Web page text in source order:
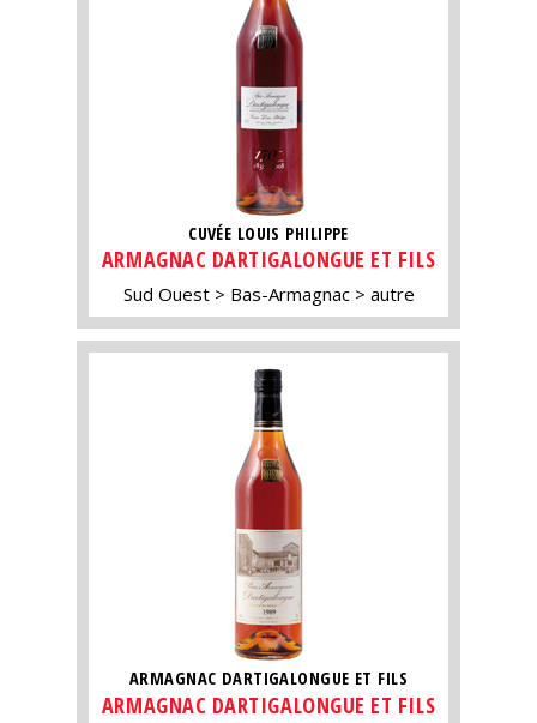
CUVÉE LOUIS PHILIPPE
ARMAGNAC DARTIGALONGUE ET FILS
Sud Ouest Bas-Armagnac autre
ARMAGNAC DARTIGALONGUE ET FILS
ARMAGNAC DARTIGALONGUE ET FILS